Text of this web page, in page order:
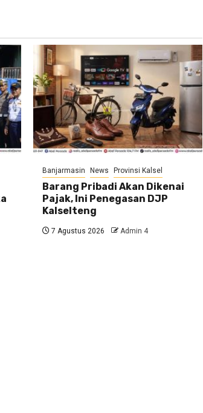
Banjarmasin News Provinsi Kalsel
Barang Pribadi Akan Dikenai
Pajak, Ini Penegasan DJP
Kalselteng
7 Agustus 2026 Admin 4